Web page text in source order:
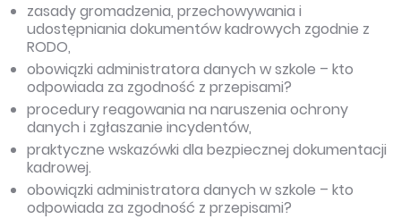
zasady gromadzenia, przechowywania i
udostępniania dokumentów kadrowych zgodnie z
RODO,
obowiązki administratora danych w szkole – kto
odpowiada za zgodność z przepisami?
procedury reagowania na naruszenia ochrony
danych i zgłaszanie incydentów,
praktyczne wskazówki dla bezpiecznej dokumentacji
kadrowej.
obowiązki administratora danych w szkole – kto
odpowiada za zgodność z przepisami?